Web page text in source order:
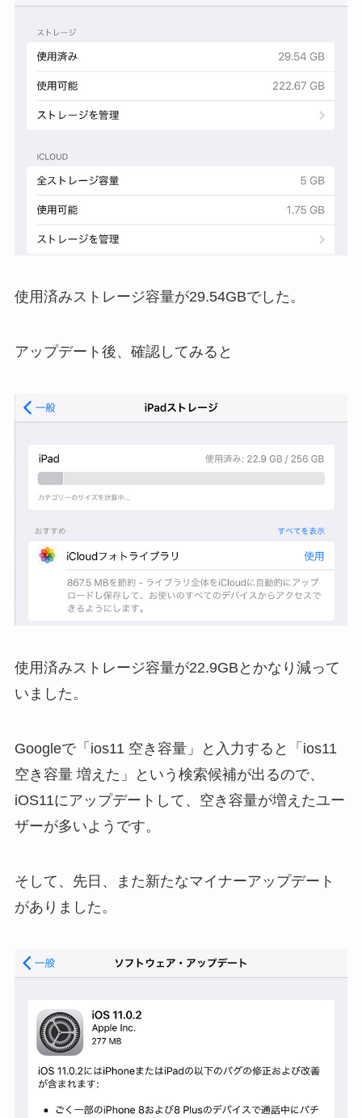
使用済みストレージ容量が29.54GBでした。
アップデート後、確認してみると
使用済みストレージ容量が22.9GBとかなり減って
いました。
Googleで「ios11 空き容量」と入力すると「ios11
空き容量 増えた」という検索候補が出るので、
iOS11にアップデートして、空き容量が増えたユー
ザーが多いようです。
そして、先日、また新たなマイナーアップデート
がありました。